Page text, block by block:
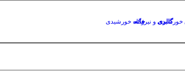
خانه گالری